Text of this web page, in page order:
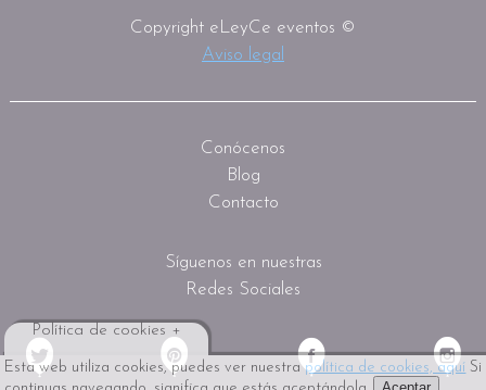
Esta web utiliza cookies, puedes ver nuestrapolítica de cookies, aquí Si
Política de cookies +
Copyright eLeyCe eventos ©
Aviso legal
Conócenos
Blog
Contacto
Síguenos en nuestras
Redes Sociales